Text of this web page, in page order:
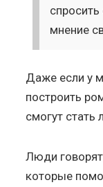
мнение
Даже если у
построить
смогут стать
Люди
которые